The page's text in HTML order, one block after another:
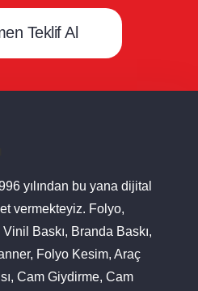
Teklif Al
yılından bu yana dijital
vermekteyiz. Folyo,
Baskı, Branda Baskı,
Folyo Kesim, Araç
Cam Giydirme, Cam